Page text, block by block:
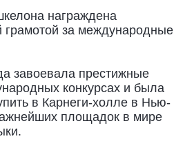
награждена
грамотой за международные
завоевала престижные
конкурсах и была
в Карнеги-холле в Нью-
площадок в мире